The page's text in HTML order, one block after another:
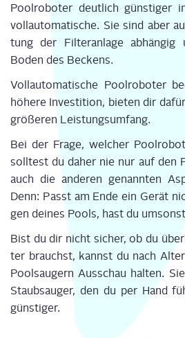
Pool­ro­bo­ter deut­lich güns­ti­ger
voll­au­to­ma­ti­sche. Sie sind aber
tung der Fil­ter­an­la­ge abhän­gig
Boden des Beckens.
Voll­au­to­ma­ti­sche Pool­ro­bo­ter
höhe­re Inves­ti­ti­on, bie­ten dir
grö­ße­ren Leistungsumfang.
Bei der Fra­ge, wel­cher
soll­test du daher nie nur auf den
auch die ande­ren genann­ten
Denn: Passt am Ende ein Gerät
gen dei­nes Pools, hast du
Bist du dir nicht sicher, ob du
ter brauchst, kannst du nach
Pool­sau­gern Aus­schau hal­ten.
Staub­sauger, den du per Hand
günstiger.